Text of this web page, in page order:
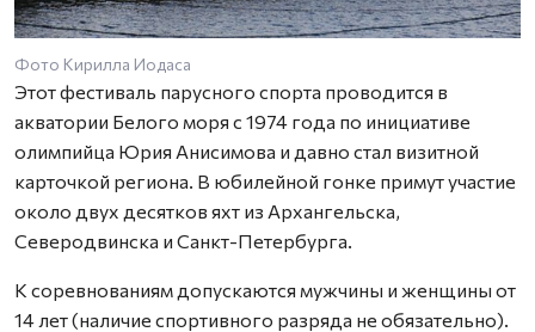
Фото Кирилла Иодаса
Этот фестиваль парусного спорта проводится в
акватории Белого моря с 1974 года по инициативе
олимпийца Юрия Анисимова и давно стал визитной
карточкой региона. В юбилейной гонке примут участие
около двух десятков яхт из Архангельска,
Северодвинска и Санкт-Петербурга.
К соревнованиям допускаются мужчины и женщины от
14 лет (наличие спортивного разряда не обязательно).